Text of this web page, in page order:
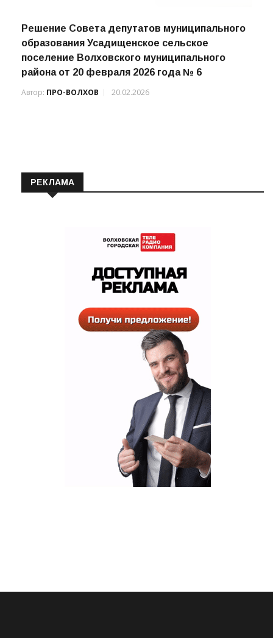
Решение Совета депутатов муниципального
образования Усадищенское сельское
поселение Волховского муниципального
района от 20 февраля 2026 года № 6
Автор: ПРО-ВОЛХОВ 20.02.2026
РЕКЛАМА